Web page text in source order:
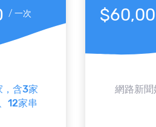
/ 一次
，含3家
12家串
網路新聞